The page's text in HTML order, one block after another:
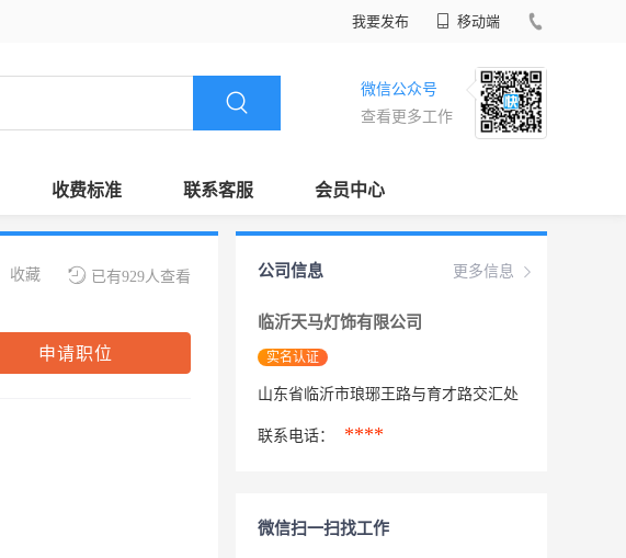
我要发布 移动端
微信公众号
查看更多工作
收费标准 联系客服 会员中心
已有929人查看
收藏
申请职位
更多信息
公司信息
临沂天马灯饰有限公司
实名认证
山东省临沂市琅琊王路与育才路交汇处
联系电话： ****
微信扫一扫找工作